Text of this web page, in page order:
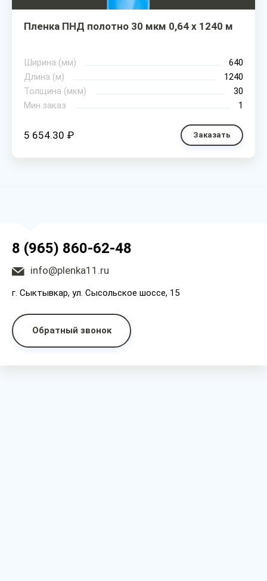
Пленка ПНД полотно 30 мкм 0,64 х 1240 м
Ширина (мм)
640
Длина (м)
1240
Толщина (мкм)
30
Мин.заказ
1
5 654.30 ₽ Заказать
8 (965) 860-62-48
info@plenka11.ru
г. Сыктывкар, ул. Сысольское шоссе, 15
Обратный звонок